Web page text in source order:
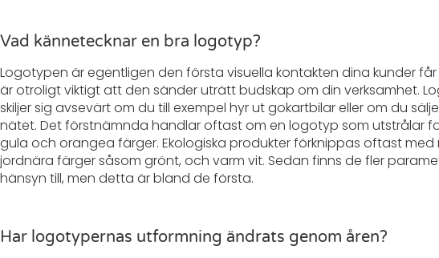
Vad kännetecknar en bra logotyp?
Logotypen är egentligen den första visuella kontakten dina kunder
är otroligt viktigt att den sänder uträtt budskap om din verksamhet.
skiljer sig avsevärt om du till exempel hyr ut gokartbilar eller om du
nätet. Det förstnämnda handlar oftast om en logotyp som utstrålar
gula och orangea färger. Ekologiska produkter förknippas oftast med
jordnära färger såsom grönt, och varm vit. Sedan finns de fler
hänsyn till, men detta är bland de första.
Har logotypernas utformning ändrats genom åren?